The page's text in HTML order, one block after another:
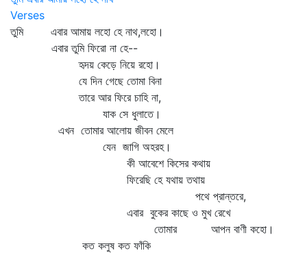
Verses
তুমি এবার আমায় লহো হে নাথ,লহো।
এবার তুমি ফিরো না হে--
হৃদয় কেড়ে নিয়ে রহো।
যে দিন গেছে তোমা বিনা
তারে আর ফিরে চাহি না,
যাক সে ধুলাতে।
এখন তোমার আলোয় জীবন মেলে
যেন জাগি অহরহ।
কী আবেশে কিসের কথায়
ফিরেছি হে যথায় তথায়
পথে প্রান্তরে,
এবার বুকের কাছে ও মুখ রেখে
তোমার আপন বাণী কহো।
কত কলুষ কত ফাঁকি